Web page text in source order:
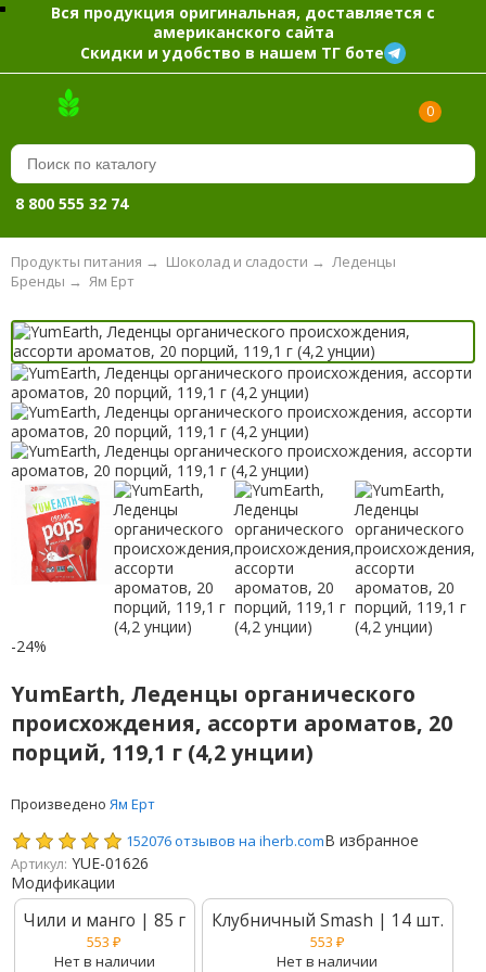
Вся продукция оригинальная, доставляется с
американского сайта
Скидки и удобство в нашем ТГ боте
0
8 800 555 32 74
Продукты питания → Шоколад и сладости → Леденцы
Ям Ерт
Бренды →
-24%
YumEarth, Леденцы органического
происхождения, ассорти ароматов, 20
порций, 119,1 г (4,2 унции)
Произведено Ям Ерт
152076 отзывов на iherb.comВ избранное
Артикул: YUE-01626
Модификации
Чили и манго | 85 г
553₽
Нет в наличии
Клубничный Smash | 14 шт.
553 ₽
Нет в наличии